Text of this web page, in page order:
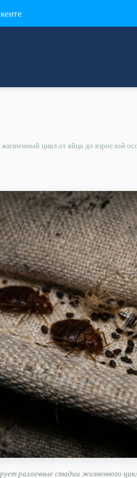
цикл от яйца до взрослой
различные стадии жизненного